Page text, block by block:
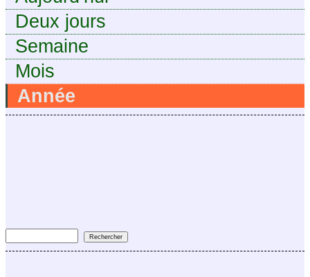
Deux jours
Semaine
Mois
Année